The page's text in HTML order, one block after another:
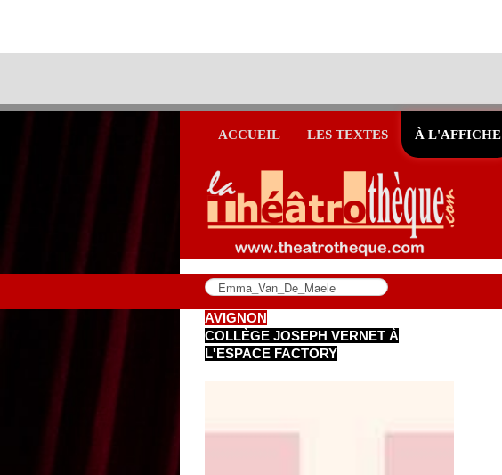
ACCUEIL LES TEXTES À L'AFFICHE
AVIGNON
COLLÈGE JOSEPH VERNET À
L'ESPACE FACTORY